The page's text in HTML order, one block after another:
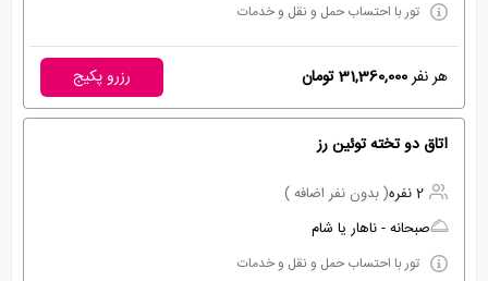
تور با احتساب حمل و نقل و خدمات
هر نفر31,360,000 تومان رزرو پکیج
اتاق دو تخته توئین رز
2 نفره
( بدون نفر اضافه )
صبحانه - ناهار یا شام
تور با احتساب حمل و نقل و خدمات